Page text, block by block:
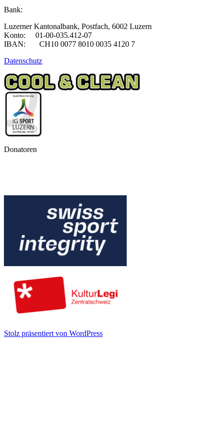
Bank:
Luzerner Kantonalbank, Postfach, 6002 Luzern
Konto: 01-00-035.412-07
IBAN: CH10 0077 8010 0035 4120 7
Datenschutz
Donatoren
Stolz präsentiert von WordPress